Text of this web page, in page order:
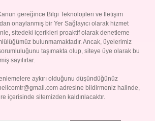
gereğince Bilgi Teknolojileri ve İletişim
onaylanmış bir Yer Sağlayıcı olarak hizmet
sitedeki içerikleri proaktif olarak denetleme
bulunmamaktadır. Ancak, üyelerimiz
taşımakta olup, siteye üye olarak bu
sayılırlar.
aykırı olduğunu düşündüğünüz
adresine bildirmeniz halinde,
içerisinde sitemizden kaldırılacaktır.